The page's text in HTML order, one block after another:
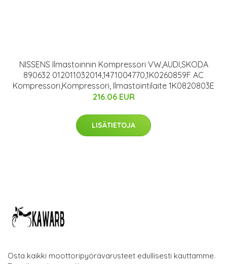
NISSENS Ilmastoinnin Kompressori VW,AUDI,SKODA
890632 012011032014,1471004770,1K0260859F AC
Kompressori,Kompressori, Ilmastointilaite 1K0820803E
216.06 EUR
LISÄTIETOJA
Osta kaikki moottoripyörävarusteet edullisesti kauttamme.